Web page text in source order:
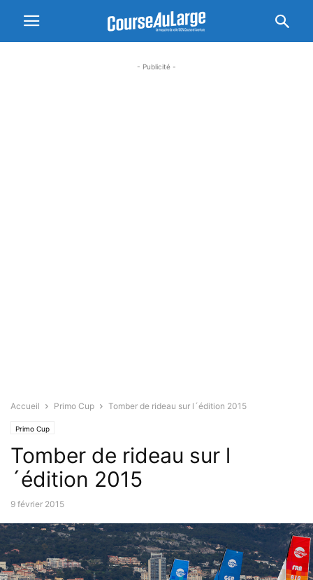
- Publicité -
Accueil Primo Cup Tomber de rideau sur l´édition 2015
Primo Cup
Tomber de rideau sur l
´édition 2015
9 février 2015